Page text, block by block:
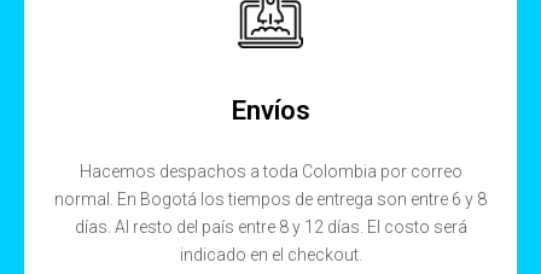
Envíos
Hacemos despachos a toda Colombia por correo
normal. En Bogotá los tiempos de entrega son entre 6 y 8
días. Al resto del país entre 8 y 12 días. El costo será
indicado en el checkout.